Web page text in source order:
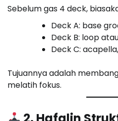
Sebelum gas 4 deck,
Deck A: base
Deck B: loop
Deck C:
Tujuannya adalah
melatih fokus.